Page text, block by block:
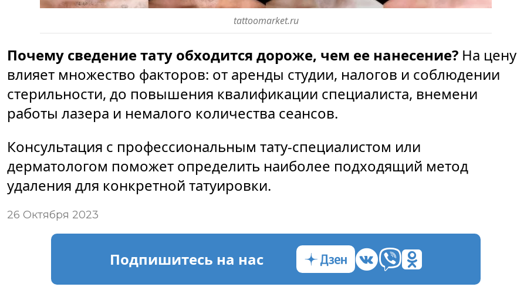
tattoomarket.ru
Почему сведение тату обходится дороже, чем ее нанесение? На цену
влияет множество факторов: от аренды студии, налогов и соблюдении
стерильности, до повышения квалификации специалиста, внемени
работы лазера и немалого количества сеансов.
Консультация с профессиональным тату-специалистом или
дерматологом поможет определить наиболее подходящий метод
удаления для конкретной татуировки.
26 Октября 2023
Подпишитесь на нас